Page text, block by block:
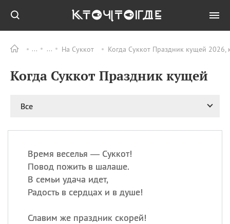
На Суккот Когда Суккот Праздник кущей 2026,
Когда Суккот Праздник кущей
Все
Время веселья — Суккот!
Повод пожить в шалаше.
В семьи удача идет,
Радость в сердцах и в душе!
Славим же праздник скорей!
ПРАЗДНИКИ Все
09.08 День памяти жертв
атомной
09.08
09.08
День Дымняшки
(Smokey Bear Day)